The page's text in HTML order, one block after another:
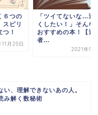
運を良
な時に
転
似てるけど微妙に違
数秘で見るそれぞれ
動の理由
い、理解できないあの人。
み解く数秘術